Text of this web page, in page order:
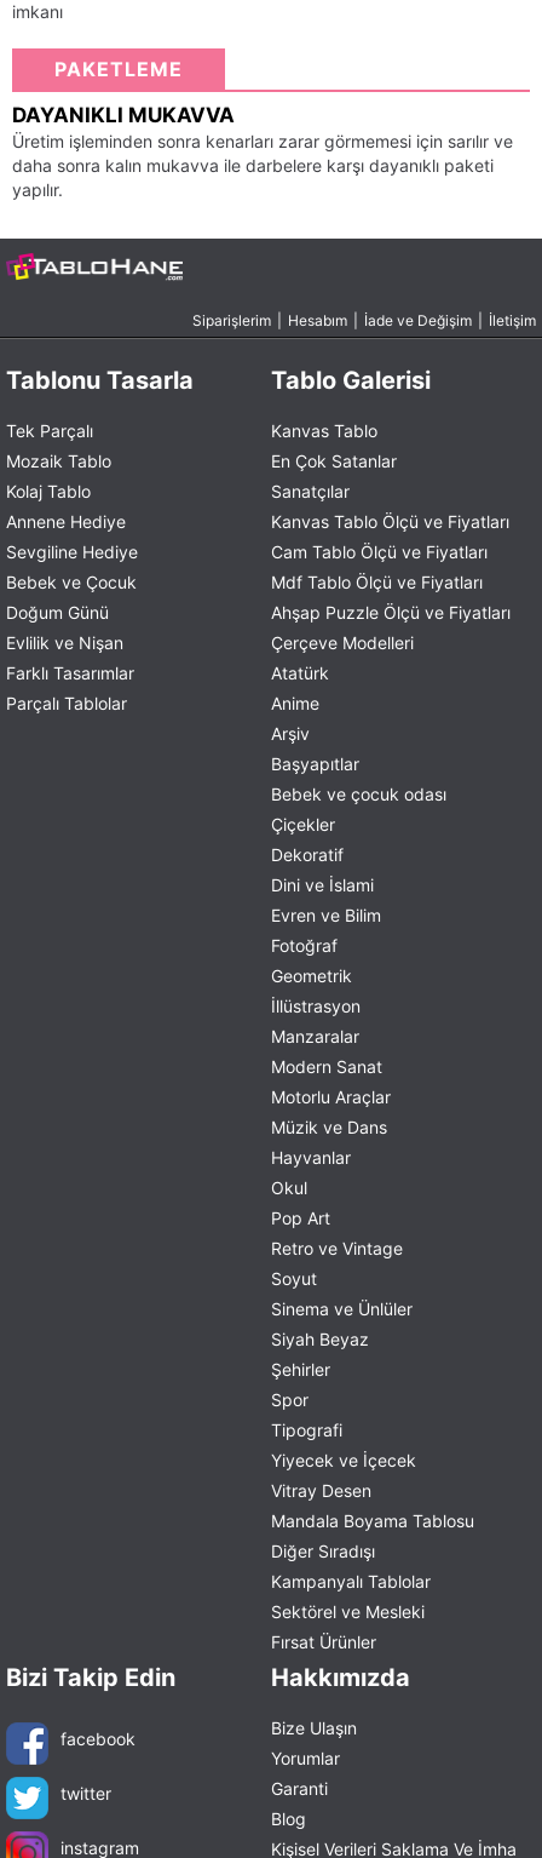
imkanı
PAKETLEME
DAYANIKLI MUKAVVA
Üretim işleminden sonra kenarları zarar görmemesi için sarılır ve
daha sonra kalın mukavva ile darbelere karşı dayanıklı paketi
yapılır.
Siparişlerim Hesabım İade ve Değişim İletişim
Tablonu Tasarla
Tek Parçalı
Mozaik Tablo
Kolaj Tablo
Annene Hediye
Sevgiline Hediye
Bebek ve Çocuk
Doğum Günü
Evlilik ve Nişan
Farklı Tasarımlar
Parçalı Tablolar
Tablo Galerisi
Kanvas Tablo
En Çok Satanlar
Sanatçılar
Kanvas Tablo Ölçü ve Fiyatları
Cam Tablo Ölçü ve Fiyatları
Mdf Tablo Ölçü ve Fiyatları
Ahşap Puzzle Ölçü ve Fiyatları
Çerçeve Modelleri
Atatürk
Anime
Arşiv
Başyapıtlar
Bebek ve çocuk odası
Çiçekler
Dekoratif
Dini ve İslami
Evren ve Bilim
Fotoğraf
Geometrik
İllüstrasyon
Manzaralar
Modern Sanat
Motorlu Araçlar
Müzik ve Dans
Hayvanlar
Okul
Pop Art
Retro ve Vintage
Soyut
Sinema ve Ünlüler
Siyah Beyaz
Şehirler
Spor
Tipografi
Yiyecek ve İçecek
Vitray Desen
Mandala Boyama Tablosu
Diğer Sıradışı
Kampanyalı Tablolar
Sektörel ve Mesleki
Fırsat Ürünler
Bizi Takip Edin
facebook
twitter
instagram
Hakkımızda
Bize Ulaşın
Yorumlar
Garanti
Blog
Kişisel Verileri Saklama Ve İmha